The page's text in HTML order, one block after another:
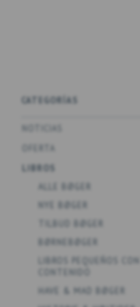
CATEGORÍAS
NOTICIAS
LIBROS
ALLE BØGER
NYE BØGER
BØRNEBØGER
LIBROS PEQUEÑOS
CONTENIDO
HAVE & MAD BØGER